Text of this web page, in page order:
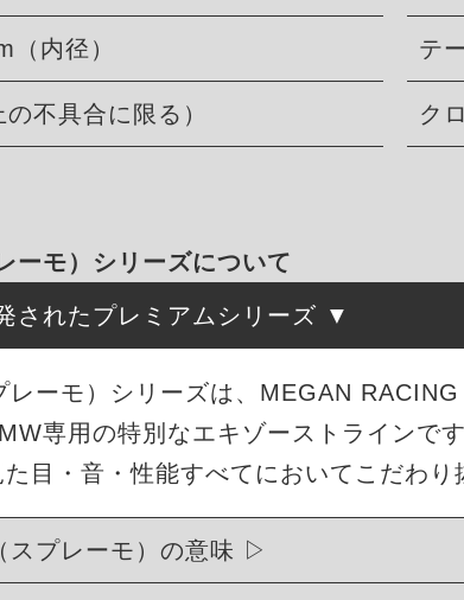
内径） テ
不具合に限る） ク
ーモ）シリーズについて
されたプレミアムシリーズ
レーモ）シリーズは、MEGAN
専用の特別なエキゾーストラインで
目・音・性能すべてにおいてこだわり
スプレーモ）の意味